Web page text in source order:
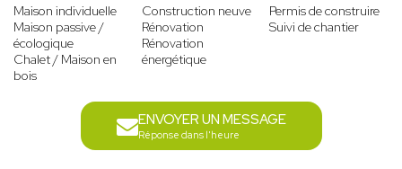
Maison individuelle
Maison passive /
écologique
Chalet / Maison en
bois
Construction neuve
Rénovation
Rénovation
énergétique
Permis de construire
Suivi de chantier
ENVOYER UN MESSAGE
Réponse dans l'heure